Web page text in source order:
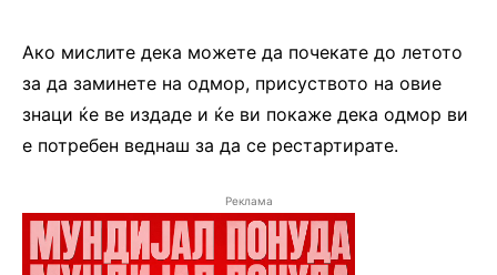
Ако мислите дека можете да почекате до летото
за да заминете на одмор, присуството на овие
знаци ќе ве издаде и ќе ви покаже дека одмор ви
е потребен веднаш за да се рестартирате.
Реклама